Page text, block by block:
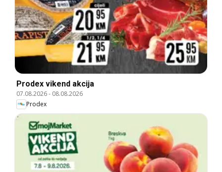
Prodex vikend akcija
07.08.2026- 08.08.2026
Prodex